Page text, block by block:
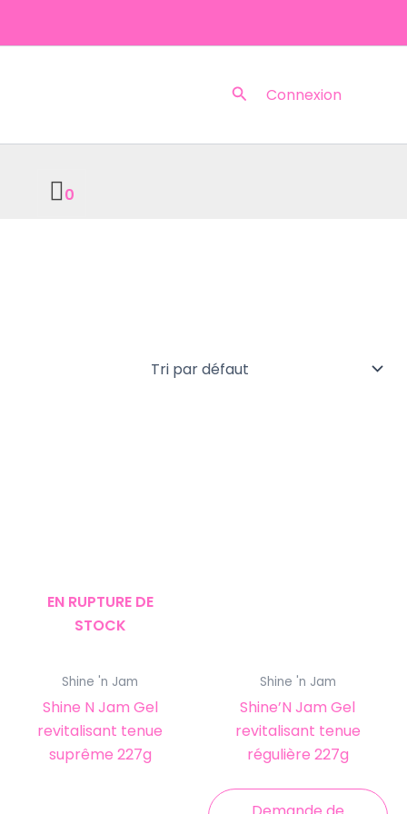
Rechercher
Connexion
0
EN RUPTURE DE
STOCK
Shine 'n Jam
Shine N Jam Gel
revitalisant tenue
suprême 227g
Shine 'n Jam
Shine’N Jam Gel
revitalisant tenue
régulière 227g